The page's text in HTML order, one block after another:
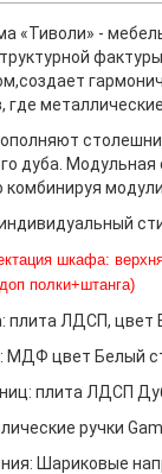
«Тиволи» -
где
дуба. Модульная
комбинируя модули.
шкафа:
полки+штанга)
плита ЛДСП, цвет
МДФ цвет Белый
плита ЛДСП
ручки
Шариковые